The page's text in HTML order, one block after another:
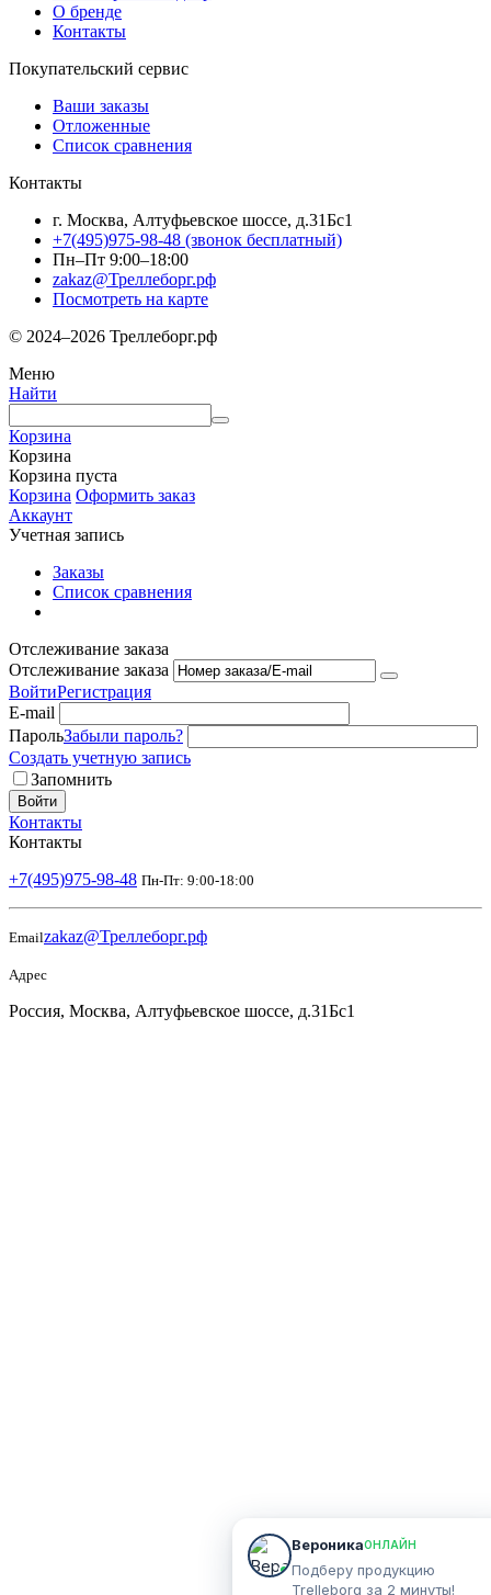
О бренде
Контакты
Покупательский сервис
Ваши заказы
Отложенные
Список сравнения
Контакты
г. Москва, Алтуфьевское шоссе, д.31Бс1
+7(495)975-98-48 (звонок бесплатный)
Пн–Пт 9:00–18:00
zakaz@Треллеборг.рф
Посмотреть на карте
© 2024–2026 Треллеборг.рф
Меню
Найти
Корзина
Корзина
Корзина пуста
Корзина Оформить заказ
Аккаунт
Учетная запись
Заказы
Список сравнения
Отслеживание заказа
Отслеживание заказа
ВойтиРегистрация
E-mail
ПарольЗабыли пароль?
Создать учетную запись
Запомнить
Войти
Контакты
Контакты
+7(495)975-98-48 Пн-Пт: 9:00-18:00
Emailzakaz@Треллеборг.рф
Адрес
Россия, Москва, Алтуфьевское шоссе, д.31Бс1
ВероникаОНЛАЙН
Подберу продукцию
Trelleborg за 2 минуты!